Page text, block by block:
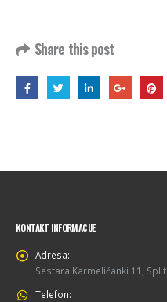
Share this post
KONTAKT INFORMACIJE
Adresa:
Sestara Karmelićanki 11, Split
Telefon: